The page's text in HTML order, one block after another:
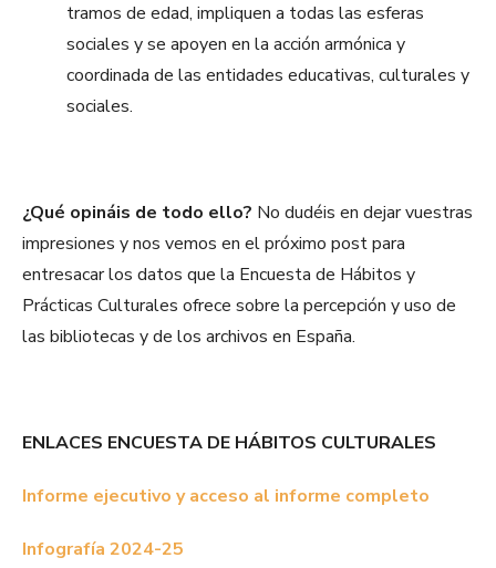
tramos de edad, impliquen a todas las esferas
sociales y se apoyen en la acción armónica y
coordinada de las entidades educativas, culturales y
sociales.
¿Qué opináis de todo ello? No dudéis en dejar vuestras
impresiones y nos vemos en el próximo post para
entresacar los datos que la Encuesta de Hábitos y
Prácticas Culturales ofrece sobre la percepción y uso de
las bibliotecas y de los archivos en España.
ENLACES ENCUESTA DE HÁBITOS CULTURALES
Informe ejecutivo y acceso al informe completo
Infografía 2024-25